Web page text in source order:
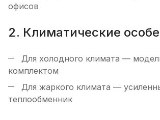
офисов
2. Климатические
Для холодного климата —
комплектом
Для жаркого климата —
теплообменник